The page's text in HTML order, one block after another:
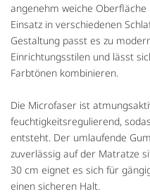
angenehm weiche
Einsatz in verschiedenen
Gestaltung passt es zu
Einrichtungsstilen und lässt
Farbtönen kombinieren.
Die Microfaser ist
feuchtigkeitsregulierend,
entsteht. Der umlaufende
zuverlässig auf der Matratze
30 cm eignet es sich für
einen sicheren Halt.